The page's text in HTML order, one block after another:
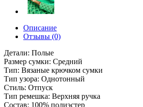
Описание
Отзывы (0)
Детали: Полые
Размер сумки: Средний
Тип: Вязаные крючком сумки
Тип узора: Однотонный
Стиль: Отпуск
Тип ремешка: Верхняя ручка
Состав: 100% полиэстер